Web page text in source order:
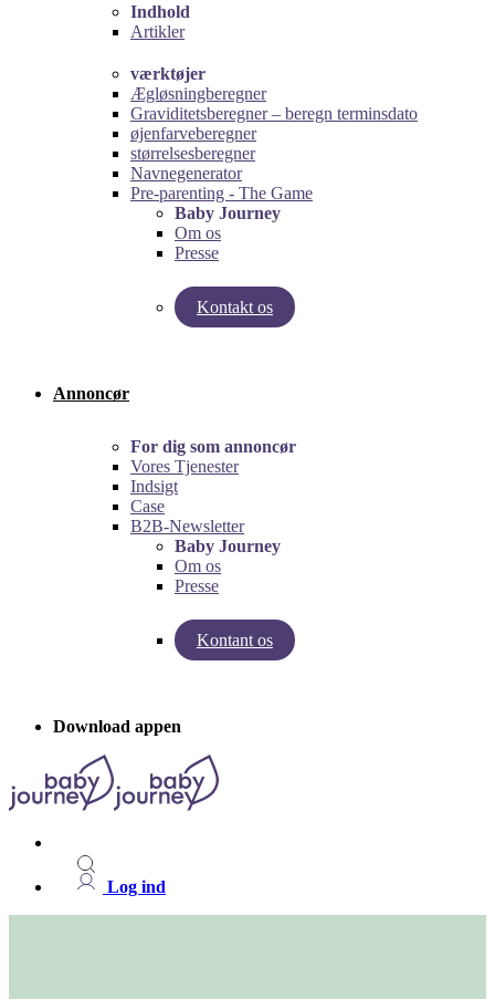
Indhold
Artikler
værktøjer
Ægløsningberegner
Graviditetsberegner – beregn terminsdato
øjenfarveberegner
størrelsesberegner
Navnegenerator
Pre-parenting - The Game
Baby Journey
Om os
Presse
Kontakt os
Test vores graviditetsberegner!
Annoncør
For dig som annoncør
Vores Tjenester
Indsigt
Case
B2B-Newsletter
Baby Journey
Om os
Presse
Kontant os
Indsigter fra Baby Journey
Download appen
Log ind